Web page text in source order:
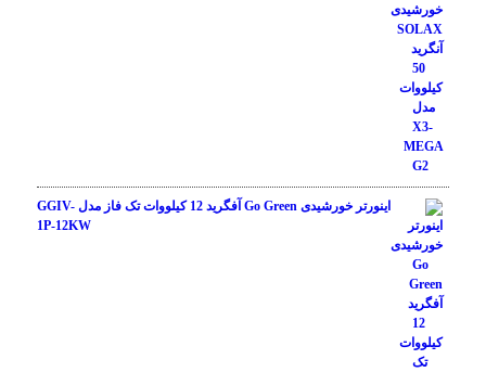
اینورتر خورشیدی Go Green آفگرید 12 کیلووات تک فاز مدل GGIV-
1P-12KW